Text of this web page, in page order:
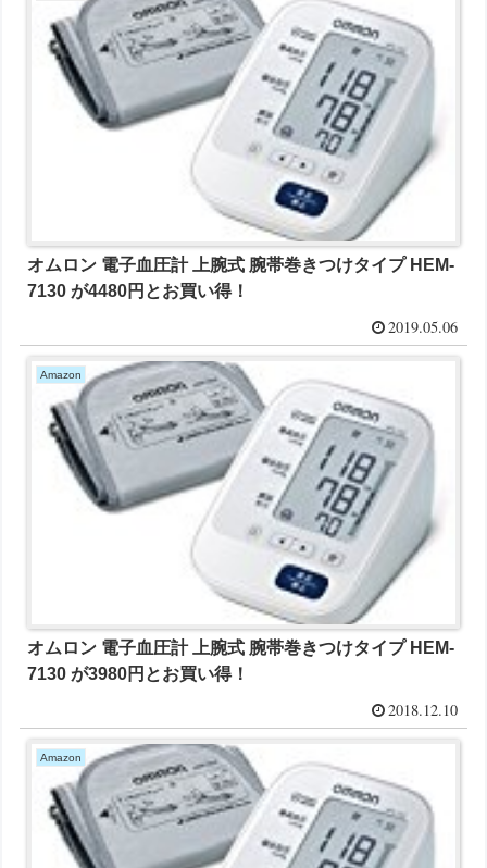
オムロン 電子血圧計 上腕式 腕帯巻きつけタイプ HEM-
7130 が4480円とお買い得！
2019.05.06
Amazon
オムロン 電子血圧計 上腕式 腕帯巻きつけタイプ HEM-
7130 が3980円とお買い得！
2018.12.10
Amazon